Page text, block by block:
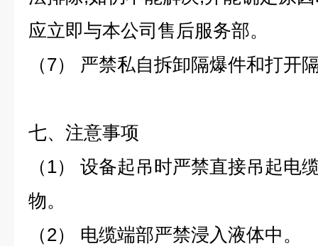
应立即与本公司售后服务部。
（7） 严禁私自拆卸隔爆件和打开
七、注意事项
（1） 设备起吊时严禁直接吊起电
物。
（2） 电缆端部严禁浸入液体中。